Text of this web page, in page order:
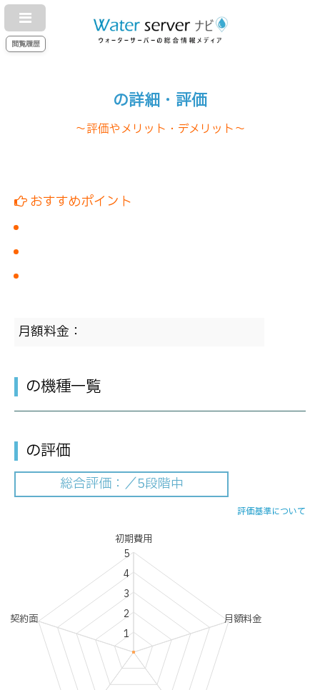
閲覧履歴
の詳細・評価
～評価やメリット・デメリット～
おすすめポイント
月額料金：
の機種一覧
の評価
総合評価： ／5段階中
評価基準について
初期費用
月額料金
契約面
1
2
3
4
5